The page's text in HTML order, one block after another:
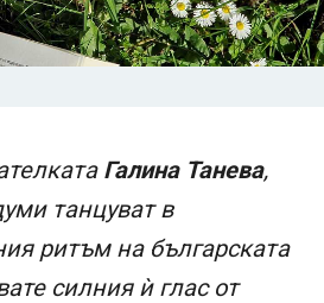
Галина Танева,
танцуват в
ритъм на българската
силния ѝ глас от